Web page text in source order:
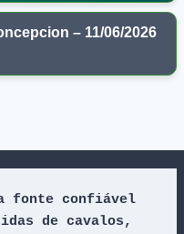
– 11/06/2026
fonte confiável
de cavalos,